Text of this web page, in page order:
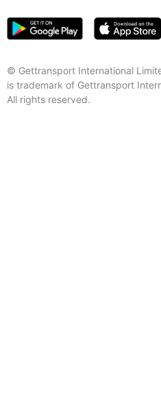
© Gettransport International
is trademark of Gettransport
All rights reserved.